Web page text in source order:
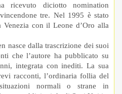
ricevuto diciotto nomination
tre. Nel 1995 è stato
Venezia con il Leone d’Oro alla
nasce dalla trascrizione dei suoi
che l’autore ha pubblicato su
integrata con inediti. La sua
racconti, l’ordinaria follia del
normali o strane in